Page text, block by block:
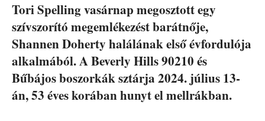
Tori Spelling vasárnap megosztott egy
szívszorító megemlékezést barátnője,
Shannen Doherty halálának első évfordulója
alkalmából. A Beverly Hills 90210 és
Bűbájos boszorkák sztárja 2024. július 13-
án, 53 éves korában hunyt el mellrákban.